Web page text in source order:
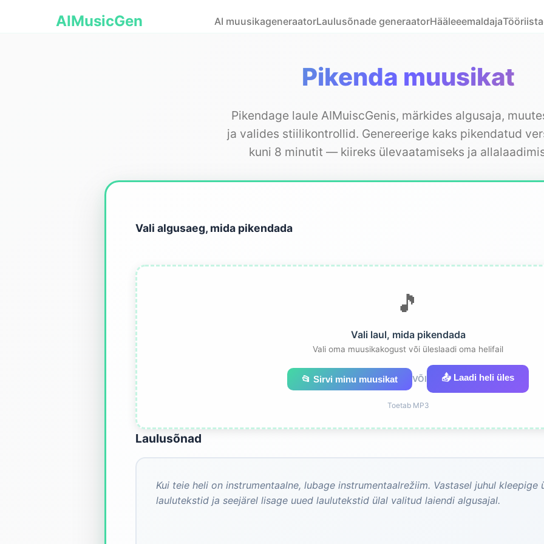
AIMusicGen AI muusikageneraatorLaulusõnade generaatorHääleeemaldaja
Pikenda muusikat
Pikendage laule AIMuiscGenis, märkides algusaja,
ja valides stiilikontrollid. Genereerige kaks pikendatud
kuni 8 minutit — kiireks ülevaatamiseks ja
Vali algusaeg, mida pikendada
🎵
Vali laul, mida pikendada
Vali oma muusikakogust või üleslaadi oma helifail
📂 Sirvi minu muusikat VÕI 📤 Laadi heli üles
Toetab MP3
Laulusõnad